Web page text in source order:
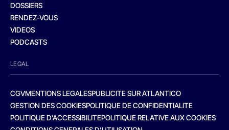
DOSSIERS
RENDEZ-VOUS
VIDEOS
PODCASTS
LEGAL
CGVMENTIONS LEGALESPUBLICITE SUR ATLANTICO
GESTION DES COOKIESPOLITIQUE DE CONFIDENTIALITE
POLITIQUE D’ACCESSIBILITEPOLITIQUE RELATIVE AUX COOKIES